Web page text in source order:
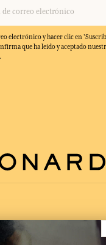
electrónico y hacer clic en
que ha leído y aceptado